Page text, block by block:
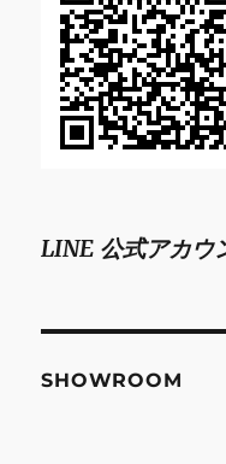
LINE 公式アカウ
SHOWROOM